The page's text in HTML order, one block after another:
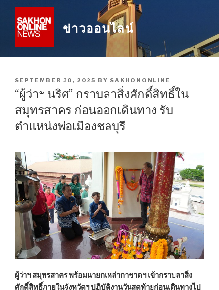
content
ข่าวออนไลน์
POSTED
ON
SEPTEMBER 30, 2025 BY SAKHONONLINE
“ผู้ว่าฯ นริศ” กราบลาสิ่งศักดิ์สิทธิ์ใน
สมุทรสาคร ก่อนออกเดินทาง รับ
ตำแหน่งพ่อเมืองชลบุรี
ผู้ว่าฯ สมุทรสาคร พร้อมนายกเหล่ากาชาดฯ เข้ากราบลาสิ่ง
ศักดิ์สิทธิ์ภายในจังหวัดฯ ปฏิบัติงานวันสุดท้ายก่อนเดินทางไป